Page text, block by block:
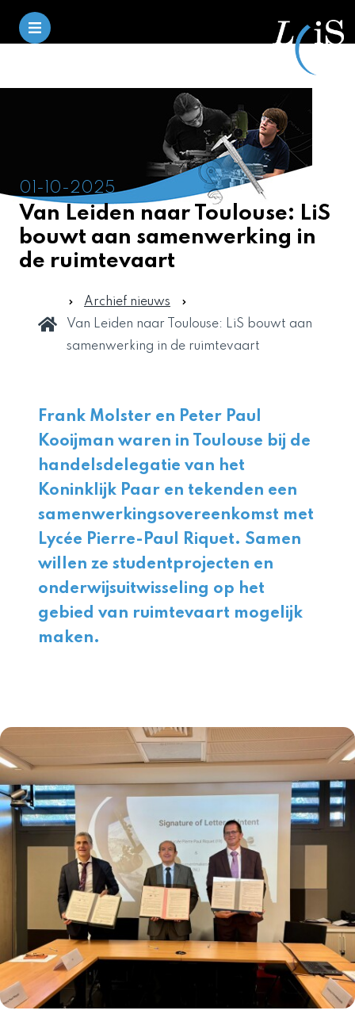
01-10-2025
Van Leiden naar Toulouse: LiS
bouwt aan samenwerking in
de ruimtevaart
Archief nieuws
Van Leiden naar Toulouse: LiS bouwt aan
samenwerking in de ruimtevaart
Frank Molster en Peter Paul
Kooijman waren in Toulouse bij de
handelsdelegatie van het
Koninklijk Paar en tekenden een
samenwerkingsovereenkomst met
Lycée Pierre-Paul Riquet. Samen
willen ze studentprojecten en
onderwijsuitwisseling op het
gebied van ruimtevaart mogelijk
maken.